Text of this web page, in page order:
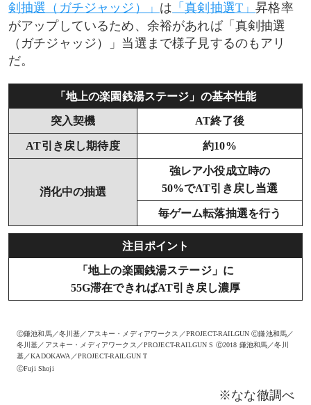
剣抽選（ガチジャッジ）」 は 「真剣抽選T」昇格率
がアップしているため、余裕があれば「真剣抽選
（ガチジャッジ）」当選まで様子見するのもアリ
だ。
「地上の楽園銭湯ステージ」の基本性能
突入契機 AT終了後
AT引き戻し期待度 約10%
消化中の抽選
強レア小役成立時の
50%でAT引き戻し当選
毎ゲーム転落抽選を行う
注目ポイント
「地上の楽園銭湯ステージ」に
55G滞在できればAT引き戻し濃厚
Ⓒ鎌池和馬／冬川基／アスキー・メディアワークス／PROJECT-RAILGUN Ⓒ鎌池和馬／
冬川基／アスキー・メディアワークス／PROJECT-RAILGUN S Ⓒ2018 鎌池和馬／冬川
基／KADOKAWA／PROJECT-RAILGUN T
ⒸFuji Shoji
※なな徹調べ